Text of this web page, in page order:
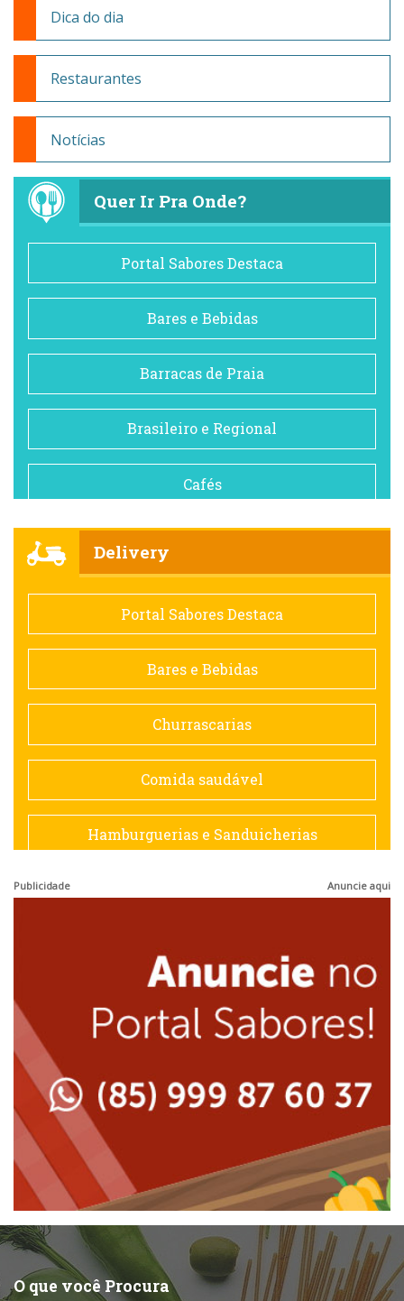
Dica do dia
Restaurantes
Notícias
Quer Ir Pra Onde?
Portal Sabores Destaca
Bares e Bebidas
Barracas de Praia
Brasileiro e Regional
Cafés
Comida saudável
Contemporânea
Doceria
Espanhola
Francesa
Japonesa e Oriental
Lanchonetes
Massas
Peixes e Frutos do Mar
Pizzarias
Delivery
Portal Sabores Destaca
Bares e Bebidas
Churrascarias
Comida saudável
Hamburguerias e Sanduicherias
Peixes e Frutos do Mar
Pizzarias
Portuguesa
Sobremesas e sorvetes
Publicidade Anuncie aqui
O que você Procura